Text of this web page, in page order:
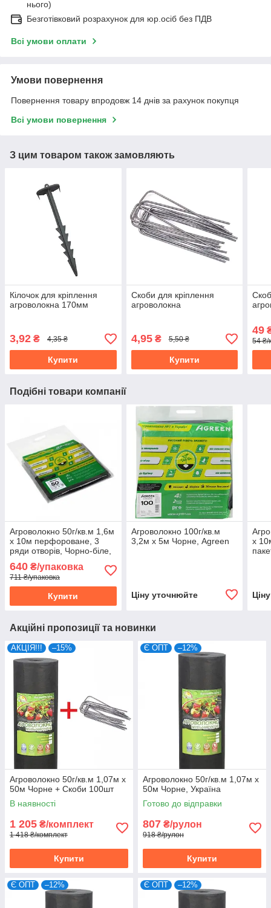
нього)
Безготівковий розрахунок для юр.осіб без ПДВ
Всі умови оплати
Умови повернення
Повернення товару впродовж 14 днів за рахунок покупця
Всі умови повернення
З цим товаром також замовляють
Кілочок для кріплення
агроволокна 170мм
3,92 ₴ 4,35 ₴
Купити
Скоби для кріплення
агроволокна
4,95₴ 5,50 ₴
Купити
49
54 ₴/
Подібні товари компанії
Агроволокно 50г/кв.м 1,6м
х 10м перфороване, 3
ряди отворів, Чорно-біле,
640 ₴/упаковка
711 ₴/упаковка
Купити
Агроволокно 100г/кв.м
3,2м х 5м Чорне, Agreen
Ціну уточнюйте
х
Акційні пропозиції та новинки
АКЦІЯ!!! –15%
Агроволокно 50г/кв.м 1,07м х
50м Чорне + Скоби 100шт
В наявності
1 205 ₴/комплект
1 418 ₴/комплект
Купити
Є ОПТ –12%
Агроволокно 50г/кв.м 1,07м х
50м Чорне, Україна
Готово до відправки
807 ₴/рулон
918 ₴/рулон
Купити
Є ОПТ –12% Є ОПТ –12%